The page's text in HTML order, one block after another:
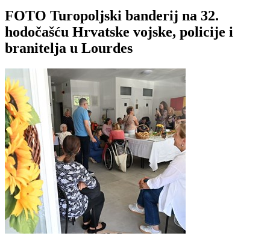
FOTO Turopoljski banderij na 32.
hodočašću Hrvatske vojske, policije i
branitelja u Lourdes